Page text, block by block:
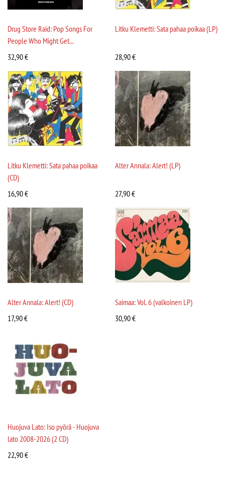
Drug Store Raid: Pop Songs For
People Who Might Get...
32,90€
Litku Klemetti: Sata pahaa poikaa (LP)
28,90€
Litku Klemetti: Sata pahaa poikaa
(CD)
16,90€
Alter Annala: Alert! (LP)
27,90€
Alter Annala: Alert! (CD)
17,90€
Saimaa: Vol. 6 (valkoinen LP)
30,90€
Huojuva Lato: Iso pyörä - Huojuva
lato 2008-2026 (2 CD)
22,90€